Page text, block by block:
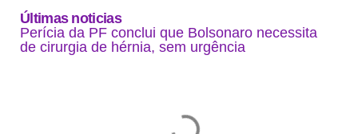
Últimas noticias
Perícia da PF conclui que Bolsonaro necessita
de cirurgia de hérnia, sem urgência